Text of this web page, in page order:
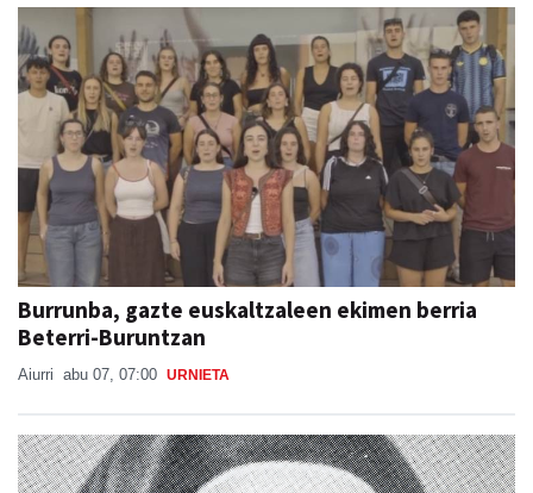
Burrunba, gazte euskaltzaleen ekimen berria
Beterri-Buruntzan
Aiurri abu 07, 07:00 URNIETA